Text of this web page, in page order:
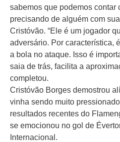
sabemos que podemos contar
precisando de alguém com
Cristóvão. “Ele é um jogador
adversário. Por característica,
a bola no ataque. Isso é
saia de trás, facilita a
completou.
Cristóvão Borges demostrou
vinha sendo muito
resultados recentes do
se emocionou no gol de
Internacional.